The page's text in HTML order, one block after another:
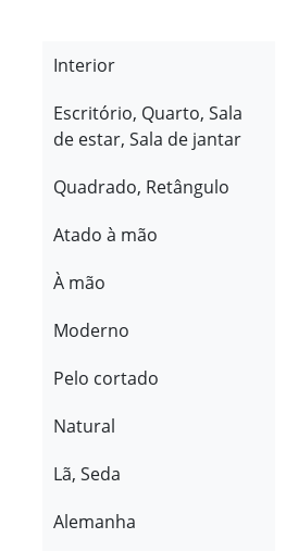
Interior
Escritório, Quarto, Sala
de estar, Sala de jantar
Quadrado, Retângulo
Atado à mão
À mão
Moderno
Pelo cortado
Natural
Lã, Seda
Alemanha